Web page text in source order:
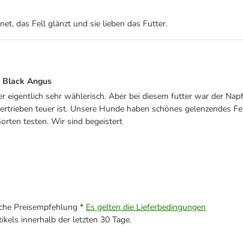
das Fell glänzt und sie lieben das Futter.
Angus
eigentlich sehr wählerisch. Aber bei diesem futter war der
teuer ist. Unsere Hunde haben schönes
testen. Wir sind begeistert
Preisempfehlung * Es gelten die Lieferbedingungen
innerhalb der letzten 30 Tage.